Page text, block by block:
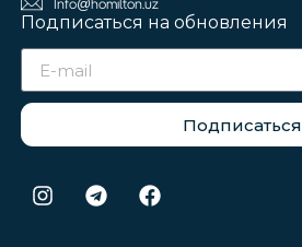
Подписаться на обновления
Подписаться